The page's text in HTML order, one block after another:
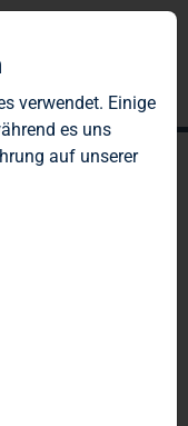
verwendet. Einige
es uns
auf unserer